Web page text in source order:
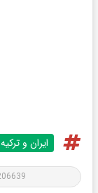
ایران و ترکیه